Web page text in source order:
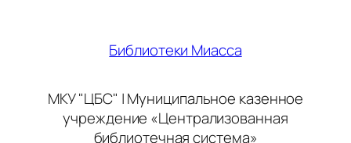
Библиотеки Миасса
МКУ "ЦБС" | Муниципальное казенное
учреждение «Централизованная
библиотечная система»